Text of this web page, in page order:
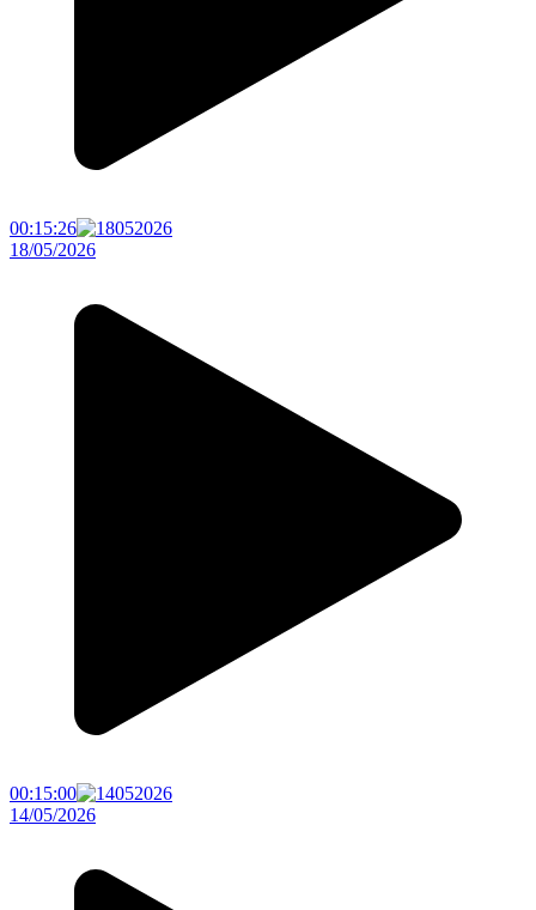
00:15:26
18/05/2026
00:15:00
14/05/2026